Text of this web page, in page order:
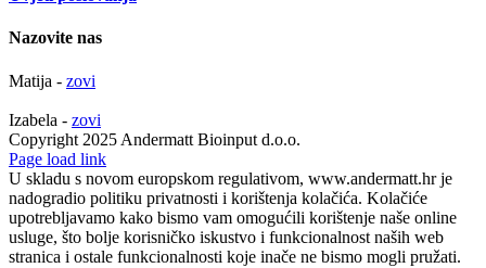
Nazovite nas
Matija - zovi
Izabela - zovi
Copyright 2025 Andermatt Bioinput d.o.o.
Facebook
Page load link
U skladu s novom europskom regulativom, www.andermatt.hr je
nadogradio politiku privatnosti i korištenja kolačića. Kolačiće
upotrebljavamo kako bismo vam omogućili korištenje naše online
usluge, što bolje korisničko iskustvo i funkcionalnost naših web
stranica i ostale funkcionalnosti koje inače ne bismo mogli pružati.